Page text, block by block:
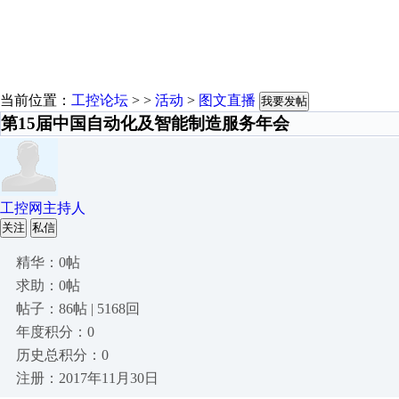
当前位置： 工控论坛 > > 活动 > 图文直播 我要发帖
第15届中国自动化及智能制造服务年会
工控网主持人
关注 私信
精华：0帖
求助：0帖
帖子：86帖 | 5168回
年度积分：0
历史总积分：0
注册：2017年11月30日